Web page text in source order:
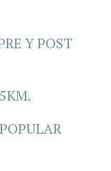
Y POST